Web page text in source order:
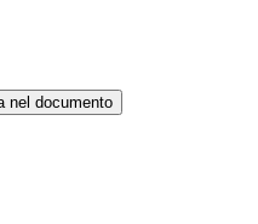
nel documento